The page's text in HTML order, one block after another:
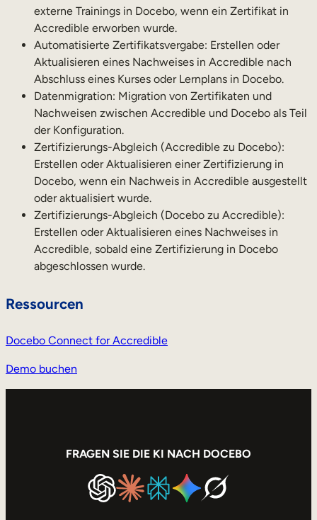
Weiterbildungen & Umschulungen
Interne Mobilität
externe Trainings in Docebo, wenn ein Zertifikat in
Accredible erworben wurde.
Automatisierte Zertifikatsvergabe: Erstellen oder
Aktualisieren eines Nachweises in Accredible nach
Abschluss eines Kurses oder Lernplans in Docebo.
Datenmigration: Migration von Zertifikaten und
Nachweisen zwischen Accredible und Docebo als Teil
der Konfiguration.
Zertifizierungs-Abgleich (Accredible zu Docebo):
Erstellen oder Aktualisieren einer Zertifizierung in
Docebo, wenn ein Nachweis in Accredible ausgestellt
oder aktualisiert wurde.
Zertifizierungs-Abgleich (Docebo zu Accredible):
Erstellen oder Aktualisieren eines Nachweises in
Accredible, sobald eine Zertifizierung in Docebo
abgeschlossen wurde.
Ressourcen
Docebo Connect for Accredible
Demo buchen
FRAGEN SIE DIE KI NACH DOCEBO